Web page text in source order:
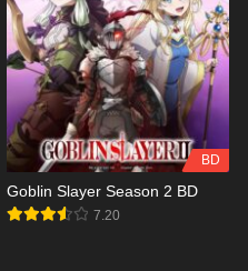
BD
Goblin Slayer Season 2 BD
7.20